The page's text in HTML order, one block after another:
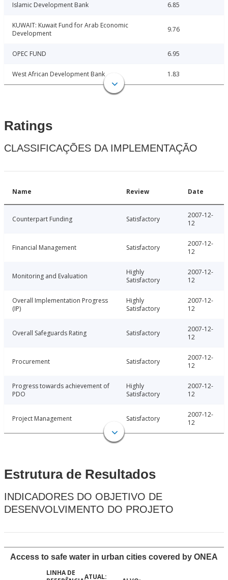
Islamic Development Bank 6.85
KUWAIT: Kuwait Fund for Arab Economic
Development
9.76
OPEC FUND 6.95
West African Development Bank 1.83
Ratings
CLASSIFICAÇÕES DA IMPLEMENTAÇÃO
Name Review Date
Counterpart Funding Satisfactory
2007-12-
12
Financial Management Satisfactory
2007-12-
12
Monitoring and Evaluation
Highly
Satisfactory
2007-12-
12
Overall Implementation Progress
(IP)
Highly
Satisfactory
2007-12-
12
Overall Safeguards Rating Satisfactory
2007-12-
12
Procurement Satisfactory
2007-12-
12
Progress towards achievement of
PDO
Highly
Satisfactory
2007-12-
12
Project Management Satisfactory
2007-12-
12
Estrutura de Resultados
INDICADORES DO OBJETIVO DE
DESENVOLVIMENTO DO PROJETO
Access to safe water in urban cities covered by ONEA